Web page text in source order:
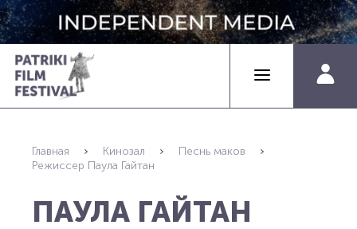
Главная Кинозал
Песнь маков
Режиссер Паула Гайтан
ПАУЛА ГАЙТАН